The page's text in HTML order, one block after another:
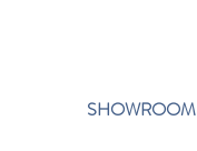
SHOWROOM